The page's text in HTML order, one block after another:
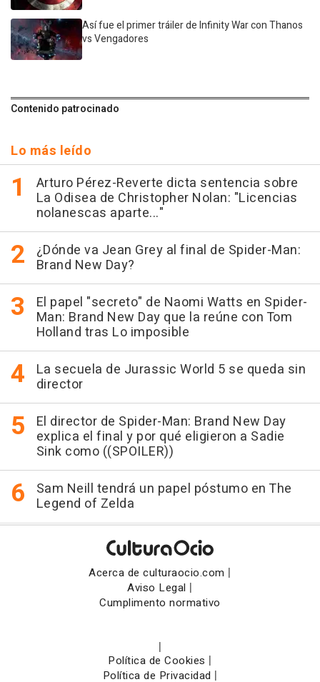
Así fue el primer tráiler de Infinity War con Thanos
vs Vengadores
Contenido patrocinado
Lo más leído
Arturo Pérez-Reverte dicta sentencia sobre
La Odisea de Christopher Nolan: "Licencias
nolanescas aparte..."
¿Dónde va Jean Grey al final de Spider-Man:
Brand New Day?
El papel "secreto" de Naomi Watts en Spider-
Man: Brand New Day que la reúne con Tom
Holland tras Lo imposible
La secuela de Jurassic World 5 se queda sin
director
El director de Spider-Man: Brand New Day
explica el final y por qué eligieron a Sadie
Sink como ((SPOILER))
Sam Neill tendrá un papel póstumo en The
Legend of Zelda
Acerca de culturaocio.com |
Aviso Legal |
Cumplimento normativo
|
Política de Cookies |
Política de Privacidad |